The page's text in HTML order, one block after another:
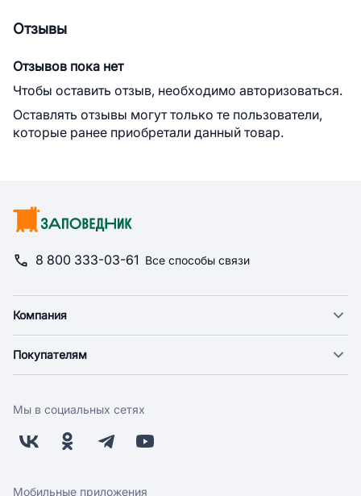
Отзывы
Отзывов пока нет
Чтобы оставить отзыв, необходимо авторизоваться.
Оставлять отзывы могут только те пользователи,
которые ранее приобретали данный товар.
8 800 333-03-61 Все способы связи
Компания
Новости
Поставщикам
Заводчикам
Обратная связь
Покупателям
Оплата
Бонусная программа
Скидки и акции
Мы в социальных сетях
Мобильные приложения